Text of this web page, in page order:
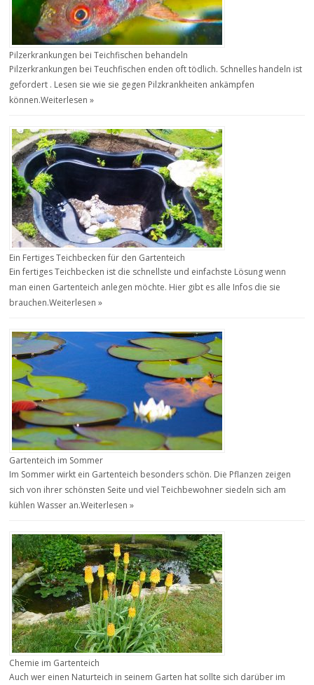
Pilzerkrankungen bei Teichfischen behandeln
Pilzerkrankungen bei Teuchfischen enden oft tödlich. Schnelles handeln ist
gefordert . Lesen sie wie sie gegen Pilzkrankheiten ankämpfen
können.Weiterlesen »
Ein Fertiges Teichbecken für den Gartenteich
Ein fertiges Teichbecken ist die schnellste und einfachste Lösung wenn
man einen Gartenteich anlegen möchte. Hier gibt es alle Infos die sie
brauchen.Weiterlesen »
Gartenteich im Sommer
Im Sommer wirkt ein Gartenteich besonders schön. Die Pflanzen zeigen
sich von ihrer schönsten Seite und viel Teichbewohner siedeln sich am
kühlen Wasser an.Weiterlesen »
Chemie im Gartenteich
Auch wer einen Naturteich in seinem Garten hat sollte sich darüber im